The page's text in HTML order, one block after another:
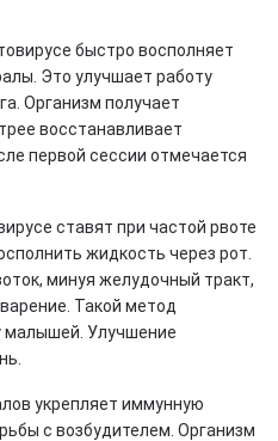
быстро восполняет
Это улучшает работу
Организм получает
восстанавливает
первой сессии отмечается
ставят при частой рвоте
жидкость через рот.
минуя желудочный тракт,
Такой метод
малышей. Улучшение
укрепляет иммунную
с возбудителем. Организм